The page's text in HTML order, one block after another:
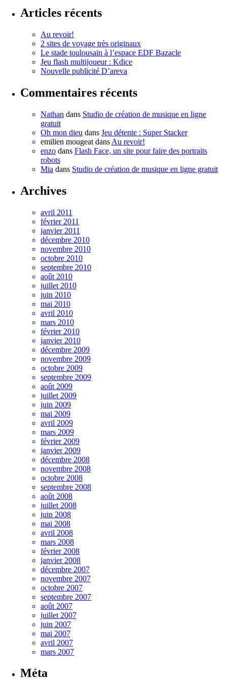
Articles récents
Au revoir!
2 sites de voyage très originaux
Le stade toulousain à l’espace EDF Bazacle
Jeu flash multijoueur : Kdice
Nouvelle publicité D’areva
Commentaires récents
Nathan dans Studio de création de musique en ligne
gratuit
Oh mon dieu dans Jeu détente : Super Stacker
emilien mougeat dans Au revoir!
enzo dans Flash Face, un site pour faire des portraits
robots
Mia dans Studio de création de musique en ligne gratuit
Archives
avril 2011
février 2011
janvier 2011
décembre 2010
novembre 2010
octobre 2010
septembre 2010
août 2010
juillet 2010
juin 2010
mai 2010
avril 2010
mars 2010
février 2010
janvier 2010
décembre 2009
novembre 2009
octobre 2009
septembre 2009
août 2009
juillet 2009
juin 2009
mai 2009
avril 2009
mars 2009
février 2009
janvier 2009
décembre 2008
novembre 2008
octobre 2008
septembre 2008
août 2008
juillet 2008
juin 2008
mai 2008
avril 2008
mars 2008
février 2008
janvier 2008
décembre 2007
novembre 2007
octobre 2007
septembre 2007
août 2007
juillet 2007
juin 2007
mai 2007
avril 2007
mars 2007
Méta